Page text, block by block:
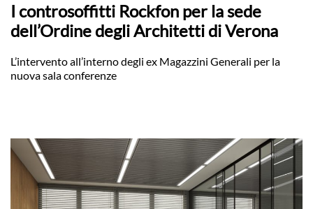
I controsoffitti Rockfon per la sede
dell’Ordine degli Architetti di Verona
L’intervento all’interno degli ex Magazzini Generali per la
nuova sala conferenze